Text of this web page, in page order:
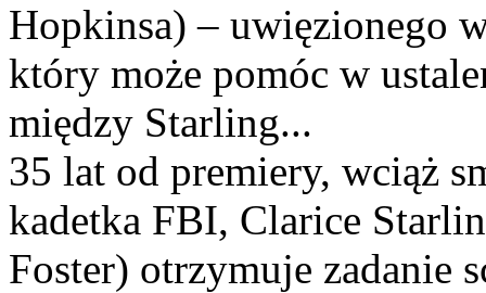
Hopkinsa) – uwięzionego
który może pomóc w
między Starling...
35 lat od premiery, wciąż
kadetka FBI, Clarice
Foster) otrzymuje zadanie